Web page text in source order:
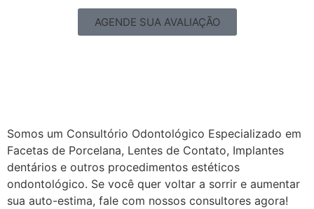
AGENDE SUA AVALIAÇÃO
Somos um Consultório Odontológico Especializado em
Facetas de Porcelana, Lentes de Contato, Implantes
dentários e outros procedimentos estéticos
ondontológico. Se você quer voltar a sorrir e aumentar
sua auto-estima, fale com nossos consultores agora!